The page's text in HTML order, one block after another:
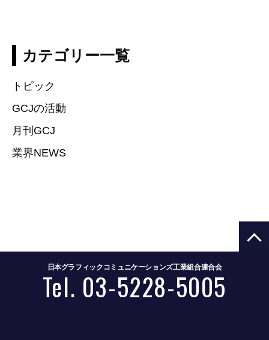
カテゴリー一覧
トピック
GCJの活動
月刊GCJ
業界NEWS
日本グラフィックコミュニケーションズ工業組合連合会
Tel. 03-5228-5005